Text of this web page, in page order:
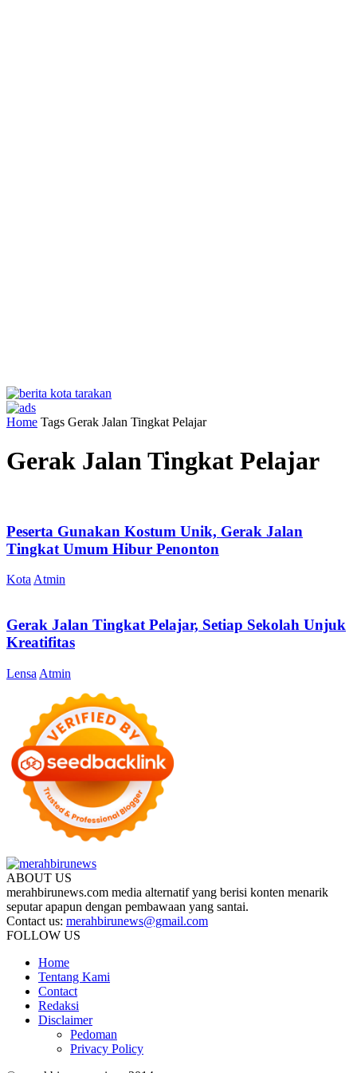
Home Tags Gerak Jalan Tingkat Pelajar
Gerak Jalan Tingkat Pelajar
Peserta Gunakan Kostum Unik, Gerak Jalan
Tingkat Umum Hibur Penonton
Kota Atmin
Gerak Jalan Tingkat Pelajar, Setiap Sekolah Unjuk
Kreatifitas
Lensa Atmin
ABOUT US
merahbirunews.com media alternatif yang berisi konten menarik
seputar apapun dengan pembawaan yang santai.
Contact us: merahbirunews@gmail.com
FOLLOW US
Home
Tentang Kami
Contact
Redaksi
Disclaimer
Pedoman
Privacy Policy